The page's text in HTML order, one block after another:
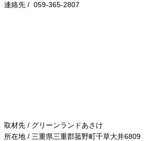
連絡先 / 059-365-2807
取材先 / グリーンランドあさけ
所在地 / 三重県三重郡菰野町千草大井6809